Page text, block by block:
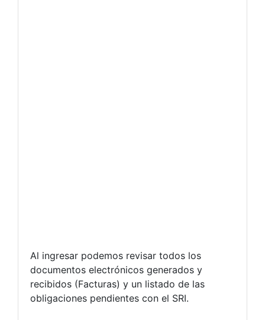
Al ingresar podemos revisar todos los
documentos electrónicos generados y
recibidos (Facturas) y un listado de las
obligaciones pendientes con el SRI.